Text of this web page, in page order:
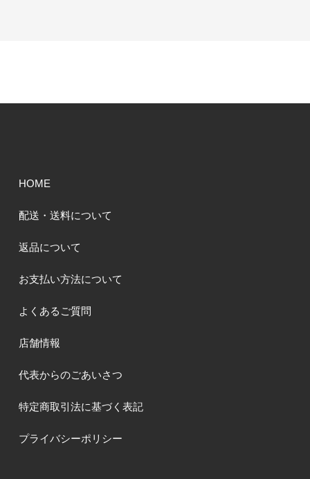
HOME
配送・送料について
返品について
お支払い方法について
よくあるご質問
店舗情報
代表からのごあいさつ
特定商取引法に基づく表記
プライバシーポリシー